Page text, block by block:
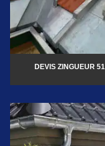
DEVIS ZINGUEUR 51